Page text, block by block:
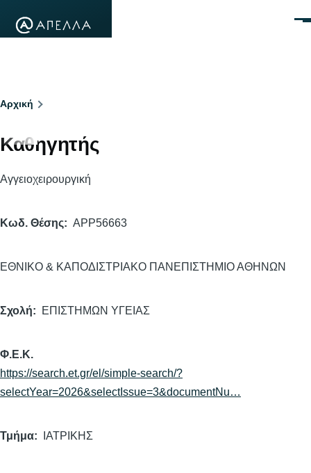
Breadcrumb
Αρχική
Καθηγητής
Αγγειοχειρουργική
Κωδ. Θέσης APP56663
ΕΘΝΙΚΟ & ΚΑΠΟΔΙΣΤΡΙΑΚΟ ΠΑΝΕΠΙΣΤΗΜΙΟ ΑΘΗΝΩΝ
Σχολή ΕΠΙΣΤΗΜΩΝ ΥΓΕΙΑΣ
Φ.Ε.Κ.
https://search.et.gr/el/simple-search/?
selectYear=2026&selectIssue=3&documentNu…
Τμήμα ΙΑΤΡΙΚΗΣ